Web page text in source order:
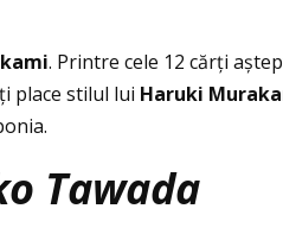
. Printre cele 12 cărţi
place stilul lui Haruki
Tawada